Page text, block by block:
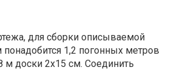
для сборки описываемой
понадобится 1,2 погонных метров
м доски 2х15 см. Соединить